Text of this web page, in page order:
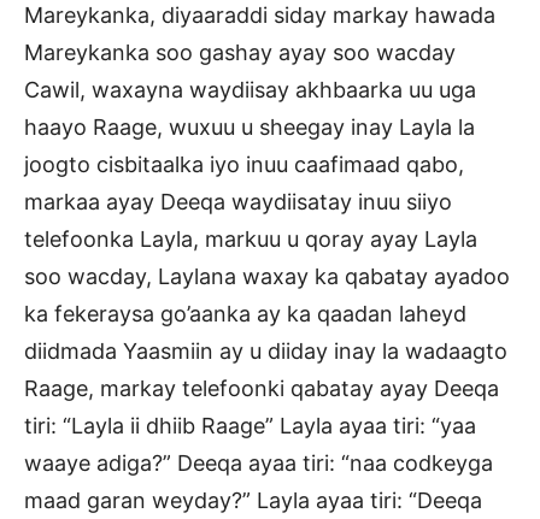
Mareykanka, diyaaraddi siday markay hawada
Mareykanka soo gashay ayay soo wacday
Cawil, waxayna waydiisay akhbaarka uu uga
haayo Raage, wuxuu u sheegay inay Layla la
joogto cisbitaalka iyo inuu caafimaad qabo,
markaa ayay Deeqa waydiisatay inuu siiyo
telefoonka Layla, markuu u qoray ayay Layla
soo wacday, Laylana waxay ka qabatay ayadoo
ka fekeraysa go’aanka ay ka qaadan laheyd
diidmada Yaasmiin ay u diiday inay la wadaagto
Raage, markay telefoonki qabatay ayay Deeqa
tiri: “Layla ii dhiib Raage” Layla ayaa tiri: “yaa
waaye adiga?” Deeqa ayaa tiri: “naa codkeyga
maad garan weyday?” Layla ayaa tiri: “Deeqa